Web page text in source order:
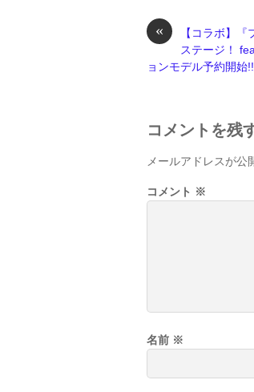
«
【コラボ】
ステージ！
ョンモデル予約開始!!
コメントを残
メールアドレスが公
コメント ※
名前 ※